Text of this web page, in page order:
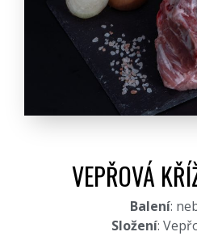
VEPŘOVÁ
Balení:
Složení: